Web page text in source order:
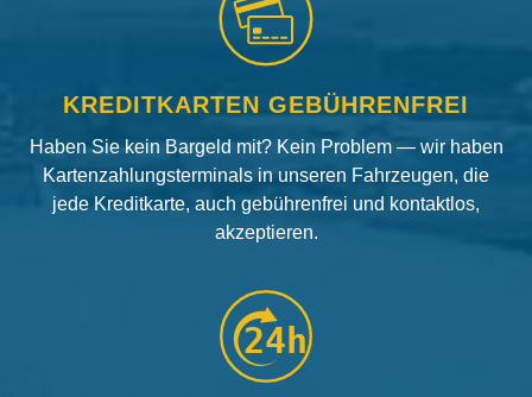
KREDITKARTEN GEBÜHRENFREI
Haben Sie kein Bargeld mit? Kein Problem — wir haben
Kartenzahlungsterminals in unseren Fahrzeugen, die
jede Kreditkarte, auch gebührenfrei und kontaktlos,
akzeptieren.
24h